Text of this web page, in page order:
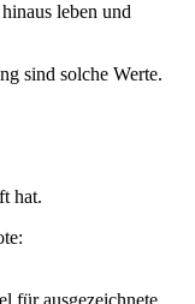
leben und
sind solche Werte.
hat.
für ausgezeichnete